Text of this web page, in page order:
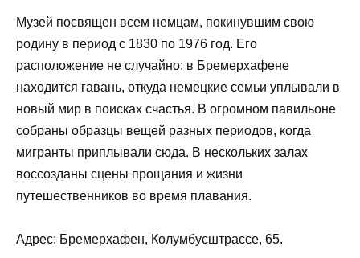
Музей посвящен всем немцам, покинувшим свою
родину в период с 1830 по 1976 год. Его
расположение не случайно: в Бремерхафене
находится гавань, откуда немецкие семьи уплывали в
новый мир в поисках счастья. В огромном павильоне
собраны образцы вещей разных периодов, когда
мигранты приплывали сюда. В нескольких залах
воссозданы сцены прощания и жизни
путешественников во время плавания.
Адрес: Бремерхафен, Колумбусштрассе, 65.